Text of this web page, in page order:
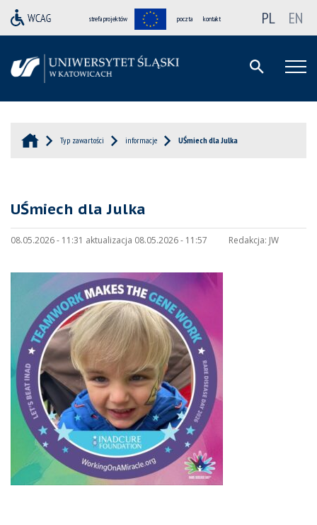
strefa projektów poczta kontakt PL EN
Typ zawartości informacje UŚmiech dla Julka
UŚmiech dla Julka
08.05.2026 - 11:31 aktualizacja 08.05.2026 - 11:57 Redakcja: JW